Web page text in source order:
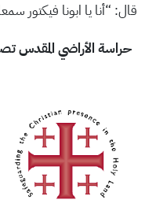
قال: “أنا يا ابونا فيكتور
حراسة الأراضي المقدس